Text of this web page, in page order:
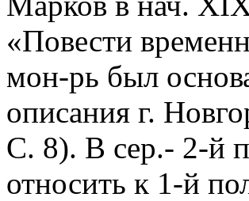
«Повести
мон-рь был
описания г.
С. 8). В сер.- 2-й
относить к 1-й